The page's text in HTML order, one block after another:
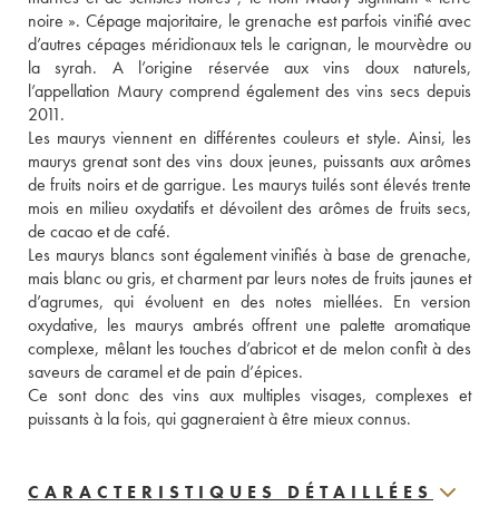
noire ». Cépage majoritaire, le grenache est parfois vinifié avec
d’autres cépages méridionaux tels le carignan, le mourvèdre ou
la syrah. A l’origine réservée aux vins doux naturels,
l’appellation Maury comprend également des vins secs depuis
2011.
Les maurys viennent en différentes couleurs et style. Ainsi, les
maurys grenat sont des vins doux jeunes, puissants aux arômes
de fruits noirs et de garrigue. Les maurys tuilés sont élevés trente
mois en milieu oxydatifs et dévoilent des arômes de fruits secs,
de cacao et de café.
Les maurys blancs sont également vinifiés à base de grenache,
mais blanc ou gris, et charment par leurs notes de fruits jaunes et
d’agrumes, qui évoluent en des notes miellées. En version
oxydative, les maurys ambrés offrent une palette aromatique
complexe, mêlant les touches d’abricot et de melon confit à des
saveurs de caramel et de pain d’épices.
Ce sont donc des vins aux multiples visages, complexes et
puissants à la fois, qui gagneraient à être mieux connus.
CARACTERISTIQUES DÉTAILLÉES